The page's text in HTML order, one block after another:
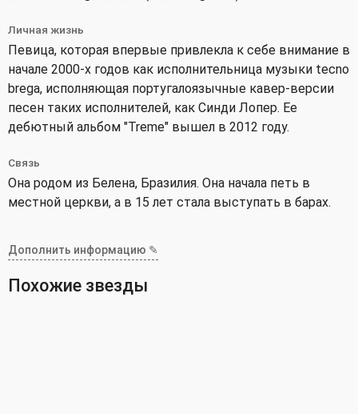
Личная жизнь
Певица, которая впервые привлекла к себе внимание в
начале 2000-х годов как исполнительница музыки tecno
brega, исполняющая португалоязычные кавер-версии
песен таких исполнителей, как Синди Лопер. Ее
дебютный альбом "Treme" вышел в 2012 году.
Связь
Она родом из Белена, Бразилия. Она начала петь в
местной церкви, а в 15 лет стала выступать в барах.
Дополнить информацию ✎
Похожие звезды